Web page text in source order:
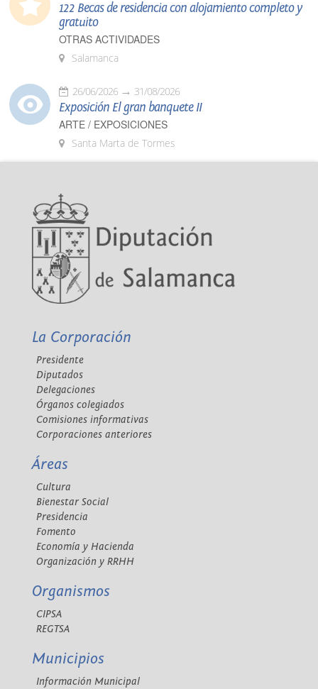
122 Becas de residencia con alojamiento completo y
gratuito
OTRAS ACTIVIDADES
Salamanca
26/06/2026 31/08/2026
Exposición El gran banquete II
ARTE / EXPOSICIONES
Santa Marta de Tormes
La Corporación
Presidente
Diputados
Delegaciones
Órganos colegiados
Comisiones informativas
Corporaciones anteriores
Áreas
Cultura
Bienestar Social
Presidencia
Fomento
Economía y Hacienda
Organización y RRHH
Organismos
CIPSA
REGTSA
Municipios
Información Municipal